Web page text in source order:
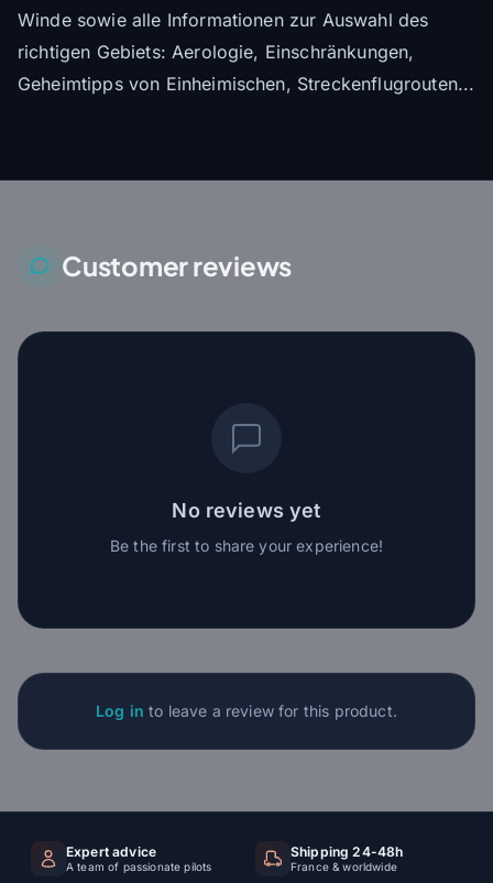
Winde sowie alle Informationen zur Auswahl des
richtigen Gebiets: Aerologie, Einschränkungen,
Geheimtipps von Einheimischen, Streckenflugrouten...
Customer reviews
No reviews yet
Be the first to share your experience!
Log in to leave a review for this product.
Expert advice
A team of passionate pilots
Shipping 24-48h
France & worldwide